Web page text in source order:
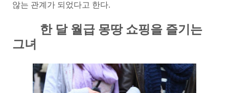
않는 관계가 되었다고 한다.
한 달 월급 몽땅 쇼핑을 즐기는
그녀